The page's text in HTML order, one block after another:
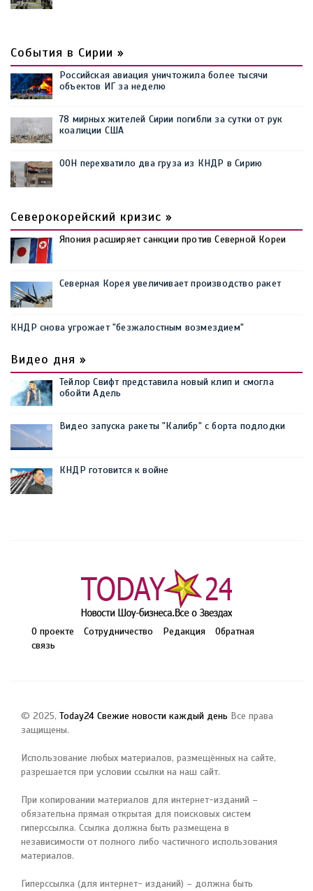
События в Сирии »
Российская авиация уничтожила более тысячи
объектов ИГ за неделю
78 мирных жителей Сирии погибли за сутки от рук
коалиции США
ООН перехватило два груза из КНДР в Сирию
Северокорейский кризис »
Япония расширяет санкции против Северной Кореи
Северная Корея увеличивает производство ракет
КНДР снова угрожает "безжалостным возмездием"
Видео дня »
Тейлор Свифт представила новый клип и смогла
обойти Адель
Видео запуска ракеты "Калибр" с борта подлодки
КНДР готовится к войне
О проекте Сотрудничество Редакция
Обратная
связь
© 2025, Today24 Свежие новости каждый день Все права
защищены.
Использование любых материалов, размещённых на сайте,
разрешается при условии ссылки на наш сайт.
При копировании материалов для интернет-изданий –
обязательна прямая открытая для поисковых систем
гиперссылка. Ссылка должна быть размещена в
независимости от полного либо частичного использования
материалов.
Гиперссылка (для интернет- изданий) – должна быть